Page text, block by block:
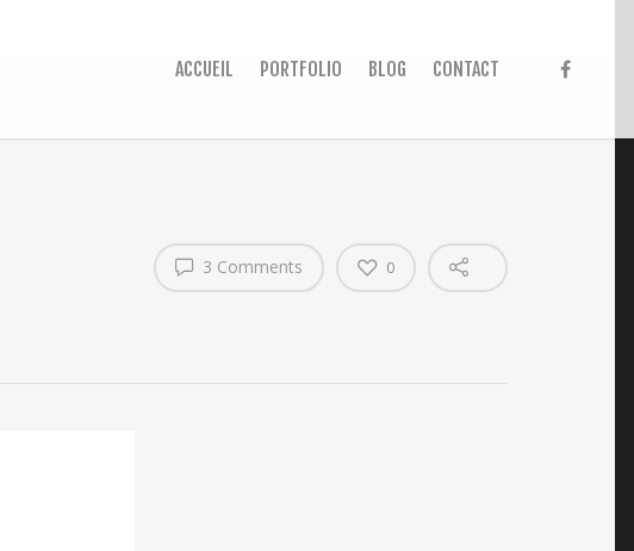
ACCUEIL PORTFOLIO BLOG CONTACT
3 Comments 0